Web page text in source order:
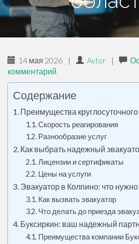
ж
м
14 мая 2026 | Avtor |
комментарий
Содержание
Преимущества
Скорость реагирования
Разнообразие услуг
Как выбрать надежный
Лицензии и сертификаты
Цены на услуги
Эвакуатор в Колпино: что нужно
Как вызвать эвакуатор
Что делать до приезда
Буксиркин: ваш надежный
Преимущества компании